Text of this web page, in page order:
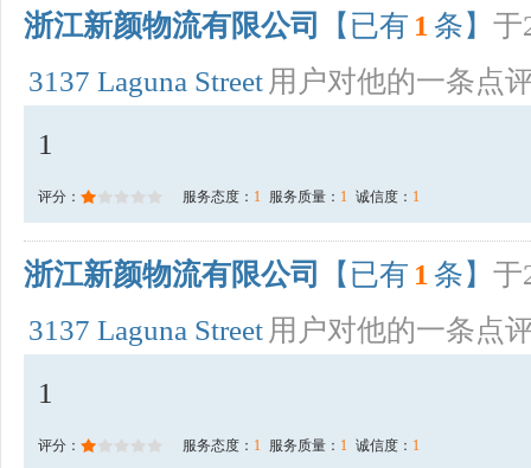
浙江新颜物流有限公司 【已有 1 条】 于
3137 Laguna Street 用户对他的一条点
1
评分： 服务态度： 1 服务质量： 1 诚信度： 1
浙江新颜物流有限公司 【已有 1 条】 于
3137 Laguna Street 用户对他的一条点
1
评分： 服务态度： 1 服务质量： 1 诚信度： 1